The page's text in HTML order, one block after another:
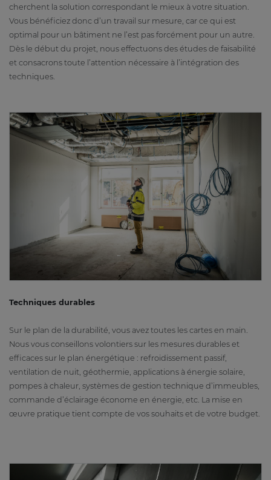
cherchent la solution correspondant le mieux à votre situation.
Vous bénéficiez donc d’un travail sur mesure, car ce qui est
optimal pour un bâtiment ne l’est pas forcément pour un autre.
Dès le début du projet, nous effectuons des études de faisabilité
et consacrons toute l’attention nécessaire à l’intégration des
techniques.
Techniques durables
Sur le plan de la durabilité, vous avez toutes les cartes en main.
Nous vous conseillons volontiers sur les mesures durables et
efficaces sur le plan énergétique : refroidissement passif,
ventilation de nuit, géothermie, applications à énergie solaire,
pompes à chaleur, systèmes de gestion technique d’immeubles,
commande d’éclairage économe en énergie, etc. La mise en
œuvre pratique tient compte de vos souhaits et de votre budget.